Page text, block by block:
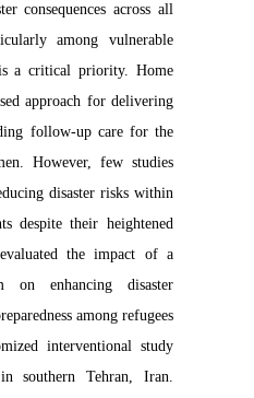
consequences across all
among vulnerable
is a critical priority. Home
approach for delivering
follow-up care for the
However, few studies
disaster risks within
despite their heightened
evaluated the impact of a
on enhancing disaster
preparedness among refugees.
interventional study
in southern Tehran, Iran.